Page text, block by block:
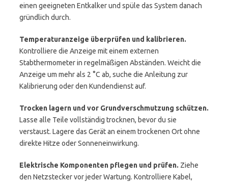
einen geeigneten Entkalker und spüle das System danach
gründlich durch.
Temperaturanzeige überprüfen und kalibrieren.
Kontrolliere die Anzeige mit einem externen
Stabthermometer in regelmäßigen Abständen. Weicht die
Anzeige um mehr als 2 °C ab, suche die Anleitung zur
Kalibrierung oder den Kundendienst auf.
Trocken lagern und vor Grundverschmutzung schützen.
Lasse alle Teile vollständig trocknen, bevor du sie
verstaust. Lagere das Gerät an einem trockenen Ort ohne
direkte Hitze oder Sonneneinwirkung.
Elektrische Komponenten pflegen und prüfen. Ziehe
den Netzstecker vor jeder Wartung. Kontrolliere Kabel,